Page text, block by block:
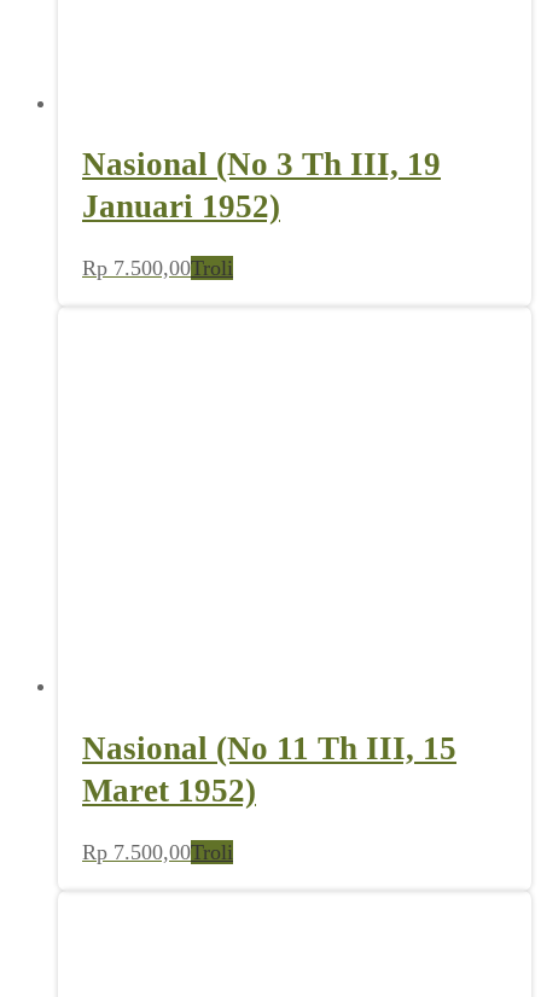
Nasional (No 3 Th III, 19
Januari 1952)
Rp 7.500,00Troli
Nasional (No 11 Th III, 15
Maret 1952)
Rp 7.500,00Troli